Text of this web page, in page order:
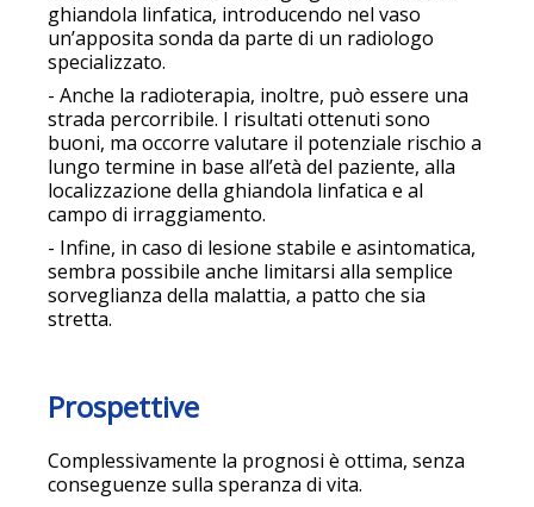
ghiandola linfatica, introducendo nel vaso
un’apposita sonda da parte di un radiologo
specializzato.
- Anche la radioterapia, inoltre, può essere una
strada percorribile. I risultati ottenuti sono
buoni, ma occorre valutare il potenziale rischio a
lungo termine in base all’età del paziente, alla
localizzazione della ghiandola linfatica e al
campo di irraggiamento.
- Infine, in caso di lesione stabile e asintomatica,
sembra possibile anche limitarsi alla semplice
sorveglianza della malattia, a patto che sia
stretta.
Prospettive
Complessivamente la prognosi è ottima, senza
conseguenze sulla speranza di vita.